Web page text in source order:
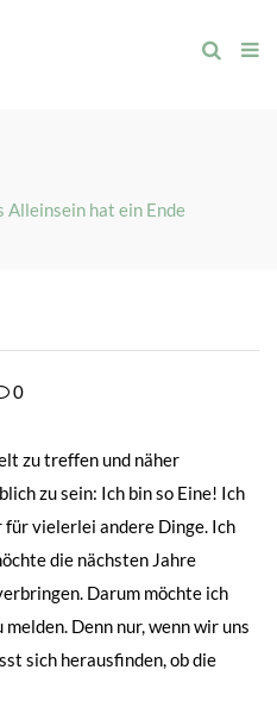
Alleinsein hat ein Ende
0
zu treffen und näher
zu sein: Ich bin so Eine! Ich
vielerlei andere Dinge. Ich
die nächsten Jahre
Darum möchte ich
Denn nur, wenn wir uns
sich herausfinden, ob die